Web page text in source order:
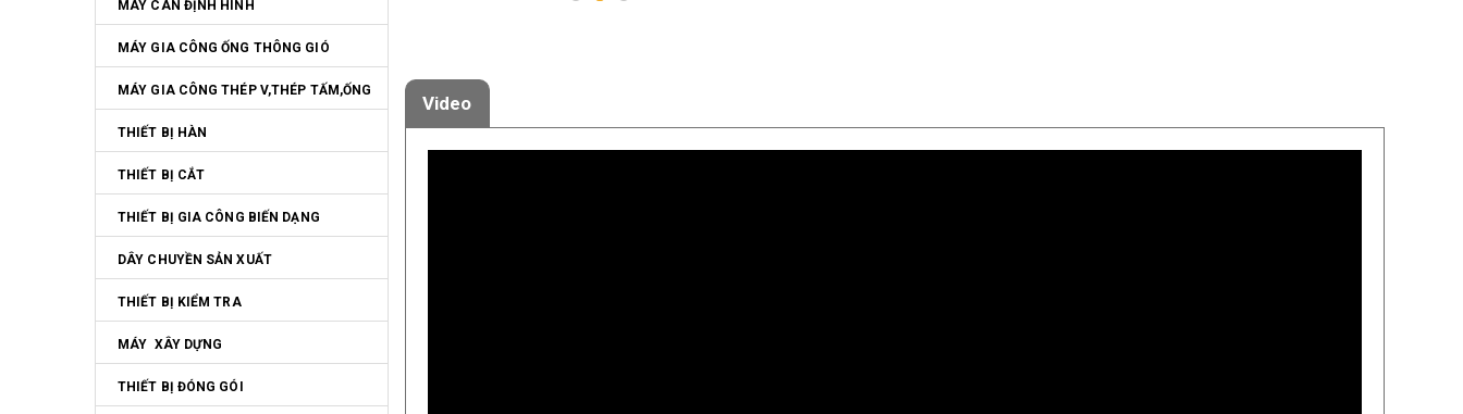
MÁY CÁN ĐỊNH HÌNH
MÁY GIA CÔNG ỐNG THÔNG GIÓ
MÁY GIA CÔNG THÉP V,THÉP TẤM,ỐNG
THIẾT BỊ HÀN
THIẾT BỊ CẮT
THIẾT BỊ GIA CÔNG BIẾN DẠNG
DÂY CHUYỀN SẢN XUẤT
THIẾT BỊ KIỂM TRA
MÁY  XÂY DỰNG
THIẾT BỊ ĐÓNG GÓI
Video